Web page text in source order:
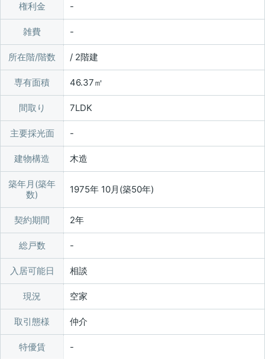
権利金
雑費
所在階/階数 / 2階建
専有面積 46.37㎡
間取り 7LDK
主要採光面
建物構造 木造
築年月(築年
数)
1975年 10月(築50年)
契約期間 2年
総戸数
入居可能日 相談
現況 空家
取引態様 仲介
特優賃